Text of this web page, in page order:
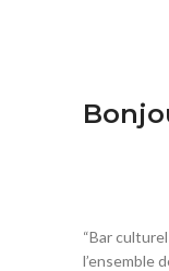
“Bar
l’ensemble